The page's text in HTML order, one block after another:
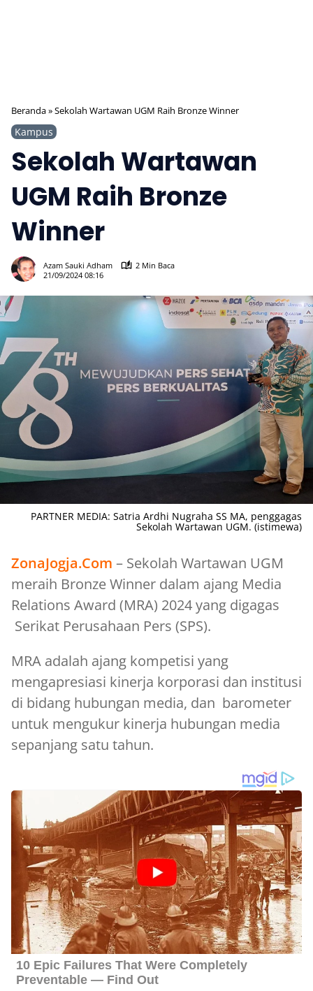
Beranda»Sekolah Wartawan UGM Raih Bronze Winner
Kampus
Sekolah Wartawan
UGM Raih Bronze
Winner
Azam Sauki Adham
2 Min Baca
21/09/2024 08:16
PARTNER MEDIA: Satria Ardhi Nugraha SS MA, penggagas
Sekolah Wartawan UGM. (istimewa)
ZonaJogja.Com – Sekolah Wartawan UGM
meraih Bronze Winner dalam ajang Media
Relations Award (MRA) 2024 yang digagas
Serikat Perusahaan Pers (SPS).
MRA adalah ajang kompetisi yang
mengapresiasi kinerja korporasi dan institusi
di bidang hubungan media, dan barometer
untuk mengukur kinerja hubungan media
sepanjang satu tahun.